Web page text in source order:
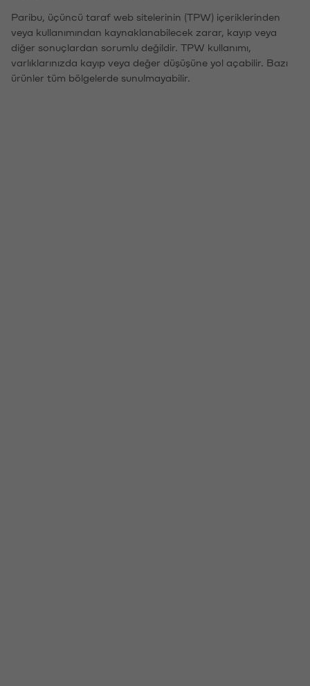
Paribu, üçüncü taraf web sitelerinin (TPW) içeriklerinden
veya kullanımından kaynaklanabilecek zarar, kayıp veya
diğer sonuçlardan sorumlu değildir. TPW kullanımı,
varlıklarınızda kayıp veya değer düşüşüne yol açabilir. Bazı
ürünler tüm bölgelerde sunulmayabilir.